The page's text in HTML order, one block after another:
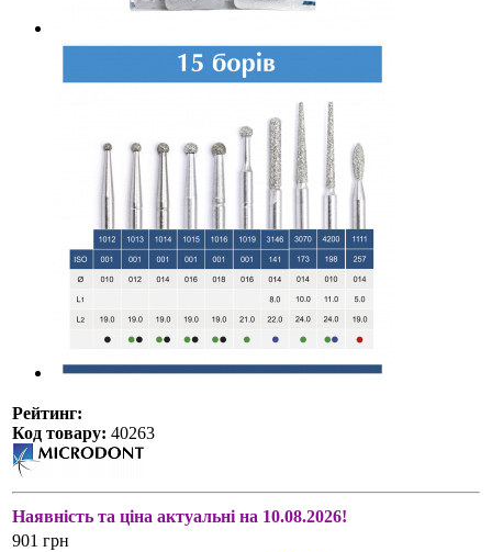
Рейтинг:
Код товару: 40263
Наявність та ціна актуальні на 10.08.2026!
901 грн